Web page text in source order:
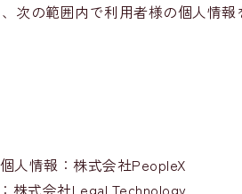
次の範囲内で利用者様の個人情報
人情報：株式会社PeopleX
株式会社Legal Technology